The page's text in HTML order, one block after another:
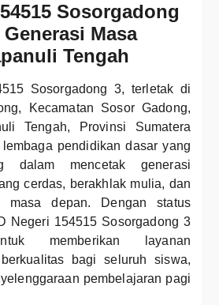
Sosorgadong
Masa
Tengah
Sosorgadong 3, terletak di
Kecamatan Sosor Gadong,
Tengah, Provinsi Sumatera
pendidikan dasar yang
dalam mencetak generasi
cerdas, berakhlak mulia, dan
masa depan. Dengan status
Negeri 154515 Sosorgadong 3
memberikan layanan
bagi seluruh siswa,
pembelajaran pagi